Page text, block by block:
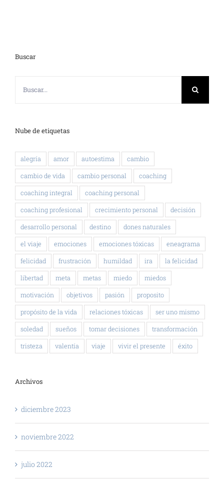
Buscar
Nube de etiquetas
alegría amor autoestima cambio
cambio de vida cambio personal coaching
coaching integral coaching personal
coaching profesional crecimiento personal decisión
desarrollo personal destino dones naturales
el viaje emociones emociones tóxicas eneagrama
felicidad frustración humildad ira la felicidad
libertad meta metas miedo miedos
motivación objetivos pasión proposito
propósito de la vida relaciones tóxicas ser uno mismo
soledad sueños tomar decisiones transformación
tristeza valentía viaje vivir el presente éxito
Archivos
diciembre 2023
noviembre 2022
julio 2022